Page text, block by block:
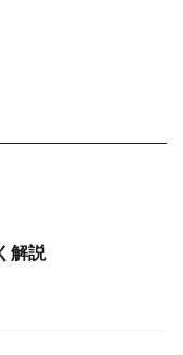
解説